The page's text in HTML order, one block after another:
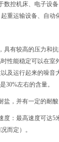
数控机床、电子设
重运输设备、自动
具有较高的压力和
性能稳定可以在室
及运行起来的噪音
30%左右的含量。
盐，并有一定的耐酸
度：最高速度可达
而定）。